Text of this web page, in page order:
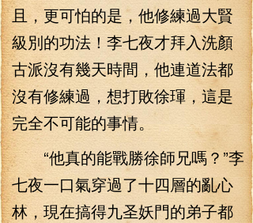
且，更可怕的是，他修練過大賢
級別的功法！李七夜才拜入洗顏
古派沒有幾天時間，他連道法都
沒有修練過，想打敗徐琿，這是
完全不可能的事情。
“他真的能戰勝徐師兄嗎？”李
七夜一口氣穿過了十四層的亂心
林，現在搞得九圣妖門的弟子都